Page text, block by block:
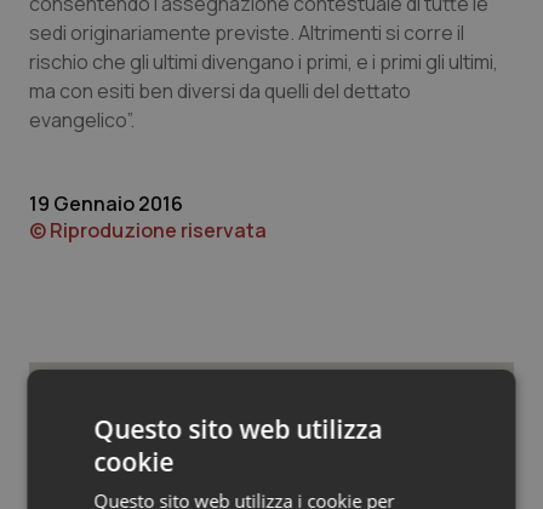
Veneto
Oncoematologia
Oncologia & Nutrizione
Quotidiano Cardiologia
Rene & patologie urogenitali
sedi originariamente previste. Altrimenti si corre il
rischio che gli ultimi divengano i primi, e i primi gli ultimi,
ma con esiti ben diversi da quelli del dettato
evangelico”.
19 Gennaio 2016
© Riproduzione riservata
Potrebbe interessarti in
Regioni e Asl
Questo sito web utilizza
cookie
Questo sito web utilizza i cookie per